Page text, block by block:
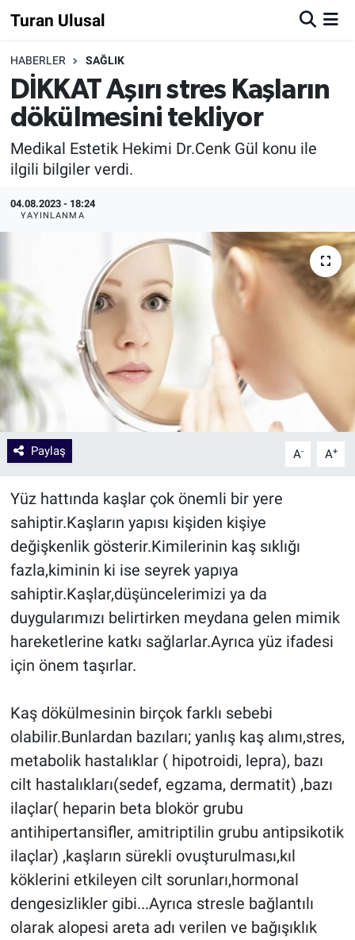
Turan Ulusal
HABERLER SAĞLIK
DİKKAT Aşırı stres Kaşların
dökülmesini tekliyor
Medikal Estetik Hekimi Dr.Cenk Gül konu ile
ilgili bilgiler verdi.
04.08.2023 - 18:24
YAYINLANMA
Paylaş A- A+
Yüz hattında kaşlar çok önemli bir yere
sahiptir.Kaşların yapısı kişiden kişiye
değişkenlik gösterir.Kimilerinin kaş sıklığı
fazla,kiminin ki ise seyrek yapıya
sahiptir.Kaşlar,düşüncelerimizi ya da
duygularımızı belirtirken meydana gelen mimik
hareketlerine katkı sağlarlar.Ayrıca yüz ifadesi
için önem taşırlar.
Kaş dökülmesinin birçok farklı sebebi
olabilir.Bunlardan bazıları; yanlış kaş alımı,stres,
metabolik hastalıklar ( hipotroidi, lepra), bazı
cilt hastalıkları(sedef, egzama, dermatit) ,bazı
ilaçlar( heparin beta blokör grubu
antihipertansifler, amitriptilin grubu antipsikotik
ilaçlar) ,kaşların sürekli ovuşturulması,kıl
köklerini etkileyen cilt sorunları,hormonal
dengesizlikler gibi...Ayrıca stresle bağlantılı
olarak alopesi areta adı verilen ve bağışıklık